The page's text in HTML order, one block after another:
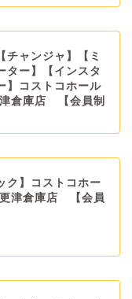
チャンジャ】【ミ
ター】【インスタ
】コストコホール
倉庫店 【会員制
ク】コストコホー
津倉庫店 【会員